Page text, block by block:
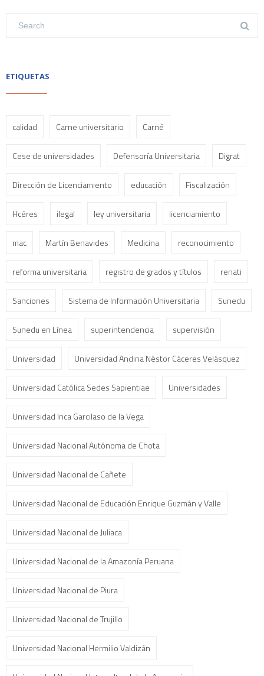
ETIQUETAS
calidad Carne universitario Carné
Cese de universidades Defensoría Universitaria Digrat
Dirección de Licenciamiento educación Fiscalización
Hcéres ilegal ley universitaria licenciamiento
mac Martín Benavides Medicina reconocimiento
reforma universitaria registro de grados y títulos renati
Sanciones Sistema de Información Universitaria Sunedu
Sunedu en Línea superintendencia supervisión
Universidad Universidad Andina Néstor Cáceres Velásquez
Universidad Católica Sedes Sapientiae Universidades
Universidad Inca Garcilaso de la Vega
Universidad Nacional Autónoma de Chota
Universidad Nacional de Cañete
Universidad Nacional de Educación Enrique Guzmán y Valle
Universidad Nacional de Juliaca
Universidad Nacional de la Amazonía Peruana
Universidad Nacional de Piura
Universidad Nacional de Trujillo
Universidad Nacional Hermilio Valdizán